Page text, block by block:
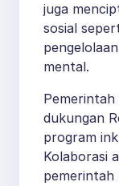
juga
sosial
mental.
dukungan
program
Kolaborasi
pemerintah